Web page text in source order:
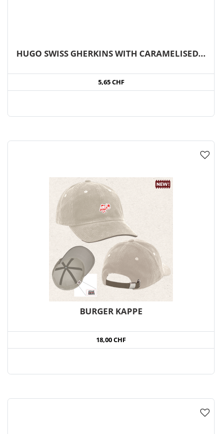
HUGO SWISS GHERKINS WITH CARAMELISED...
5,65 CHF
BURGER KAPPE
18,00 CHF